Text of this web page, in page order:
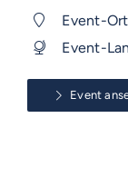
Event-
Event-
Event